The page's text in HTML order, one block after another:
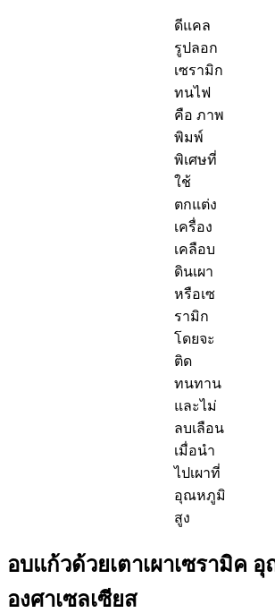
ดีแคล
รูปลอก
เซรามิก
ทนไฟ
คือ ภาพ
พิมพ์
พิเศษที่
ใช้
ตกแต่ง
เครื่อง
เคลือบ
ดินเผา
หรือเซ
รามิก
โดยจะ
ติด
ทนทาน
และไม่
ลบเลือน
เมื่อนำ
ไปเผาที่
อุณหภูมิ
สูง
อบแก้วด้วยเตาเผาเซรามิค
องศาเซลเซียส